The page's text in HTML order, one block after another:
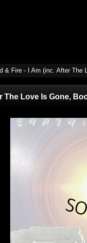
& Fire - I Am (inc. After The
The Love Is Gone,